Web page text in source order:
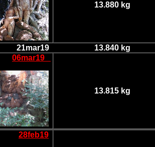
13.880 kg
21mar19
13.840 kg
06mar19
13.815 kg
28feb19